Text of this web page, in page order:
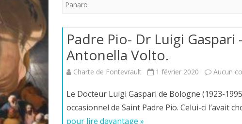
Panaro
Padre Pio- Dr Luigi
Antonella Volto.
Charte de Fontevrault 1 février 2020 Aucun
Le Docteur Luigi Gaspari de Bologne (1923-
occasionnel de Saint Padre Pio. Celui-ci l’avait
pour lire davantage »